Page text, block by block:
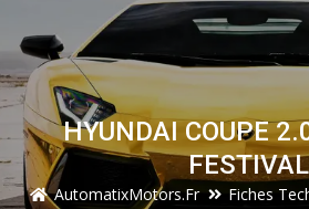
HYUNDAI COUPE
FESTIVAL
AutomatixMotors.fr Fiches